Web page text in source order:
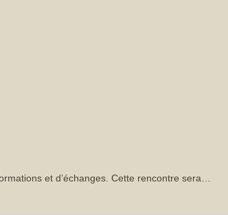
et d’échanges. Cette rencontre sera…